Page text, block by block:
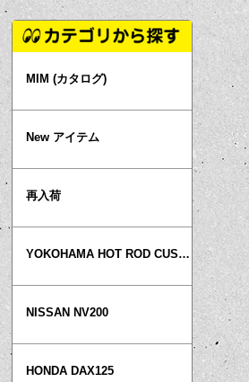
MIM (カタログ)
New アイテム
再入荷
YOKOHAMA HOT ROD CUSTOM SHOW
NISSAN NV200
HONDA DAX125